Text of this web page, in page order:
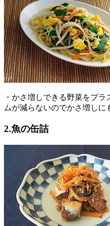
・かさ増しできる野菜をプ
ムが減らないのでかさ増しに
2.魚の缶詰